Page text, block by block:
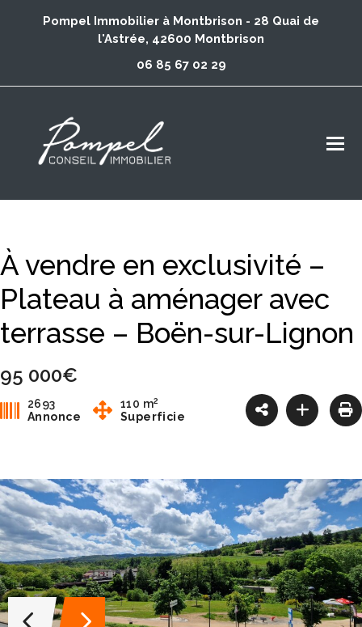
Pompel Immobilier à Montbrison - 28 Quai de
l'Astrée, 42600 Montbrison
06 85 67 02 29
À vendre en exclusivité –
Plateau à aménager avec
terrasse – Boën-sur-Lignon
95 000€
2693
Annonce
110 m2
Superficie